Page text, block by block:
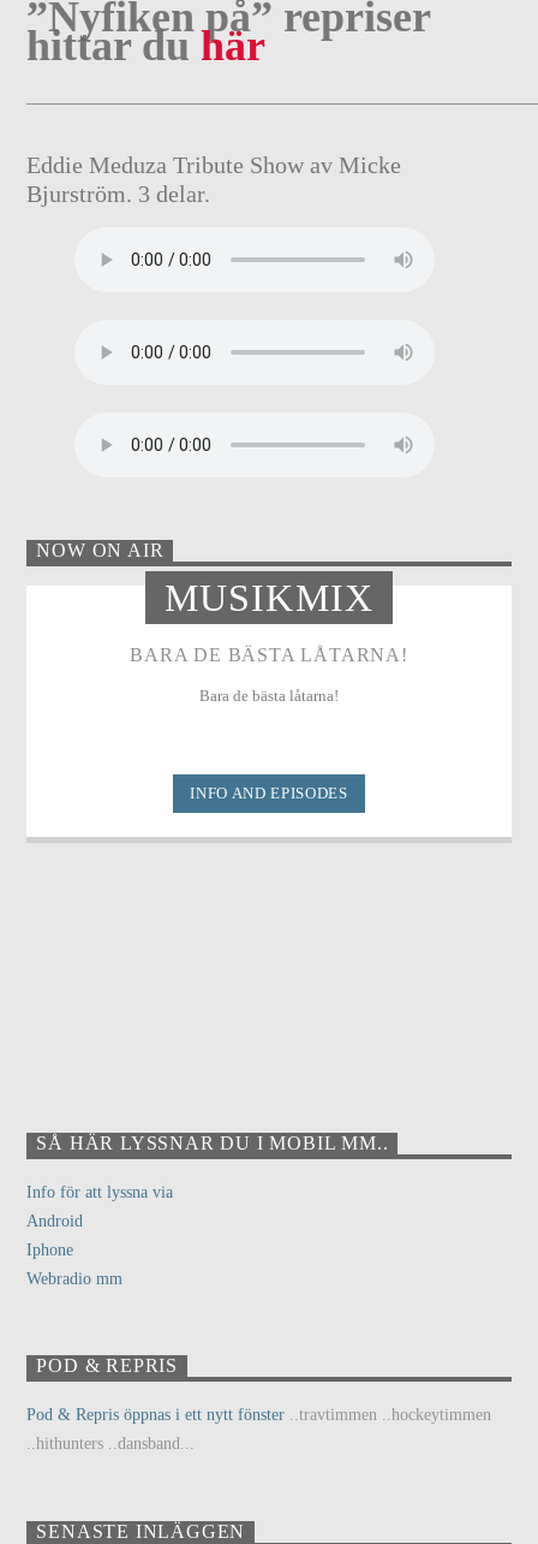
”Nyfiken på” repriser
hittar duhär
Eddie Meduza Tribute Show av Micke
Bjurström. 3 delar.
NOW ON AIR
MUSIKMIX
BARA DE BÄSTA LÅTARNA!
Bara de bästa låtarna!
INFO AND EPISODES
SÅ HÄR LYSSNAR DU I MOBIL MM..
Info för att lyssna via
Android
Iphone
Webradio mm
POD & REPRIS
Pod & Repris öppnas i ett nytt fönster ..travtimmen ..hockeytimmen
..hithunters ..dansband...
SENASTE INLÄGGEN